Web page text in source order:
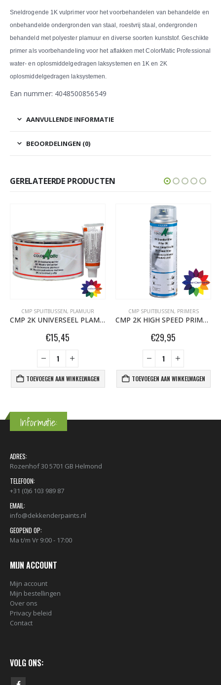
Sneldrogende 1K vulprimer voor het voorbehandelen van behandelde en
onbehandelde ondergronden van staal, roestvrij staal, ondergronden
behandeld met polyester plamuur en diverse soorten kunststof. Geschikte
primer als voorbehandeling voor het aflakken met ColorMatic Professional
water- en oplosmiddelgedragen laksystemen en 1K en 2K
oplosmiddelgedragen laksystemen.
Ean nummer: 4048500856549
AANVULLENDE INFORMATIE
BEOORDELINGEN (0)
GERELATEERDE PRODUCTEN
CMP SPUITBUSSEN, PLAMUUR
CMP 2K UNIVERSEEL PLAMUUR 1 KG
€15,45
TOEVOEGEN AAN WINKELWAGEN
CMP SPUITBUSSEN, PRIMERS
CMP 2K HIGH SPEED PRIMER FILLER 500ML
€29,95
TOEVOEGEN AAN WINKELWAGEN
Informatie:
ADRES:
Rozenhof 30 5701 GB Helmond
TELEFOON:
+31 (0)6 103 989 87
EMAIL:
info@dekkenderpaints.nl
GEOPEND OP:
Ma t/m Vr 9:00 - 17:00
MIJN ACCOUNT
Mijn account
Mijn bestellingen
Over ons
Privacy beleid
Contact
VOLG ONS: